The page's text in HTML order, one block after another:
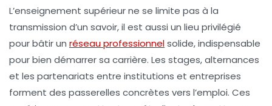
L’enseignement supérieur ne se limite pas à la
transmission d’un savoir, il est aussi un lieu privilégié
pour bâtir un réseau professionnelsolide, indispensable
pour bien démarrer sa carrière. Les stages, alternances
et les partenariats entre institutions et entreprises
forment des passerelles concrètes vers l’emploi. Ces